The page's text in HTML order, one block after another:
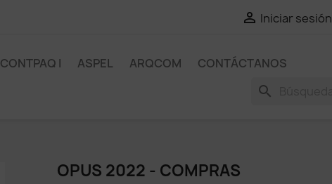
 Iniciar sesión
CONTPAQ I ASPEL ARQCOM CONTÁCTANOS
search
OPUS 2022 - COMPRAS